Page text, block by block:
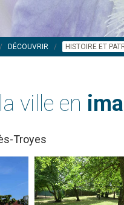
DÉCOUVRIR HISTOIRE ET
ville en
Troyes